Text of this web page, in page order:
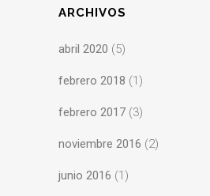
ARCHIVOS
abril 2020 (5)
febrero 2018 (1)
febrero 2017 (3)
noviembre 2016 (2)
junio 2016 (1)